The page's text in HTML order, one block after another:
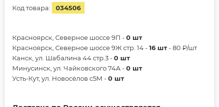
Код товара: 034506
Красноярск, Северное шоссе 9П -0 шт
Красноярск, Северное шоссе 9Ж стр. 14 -16 шт- 80 ₽/шт
Канск, ул. Шабалина 44 стр.3 -0 шт
Минусинск, ул. Чайковского 74А -0 шт
Усть-Кут, ул. Новосёлов с5М -0 шт